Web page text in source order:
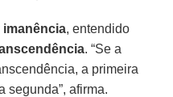
imanência, entendido
. “Se a
a primeira
segunda”, afirma.